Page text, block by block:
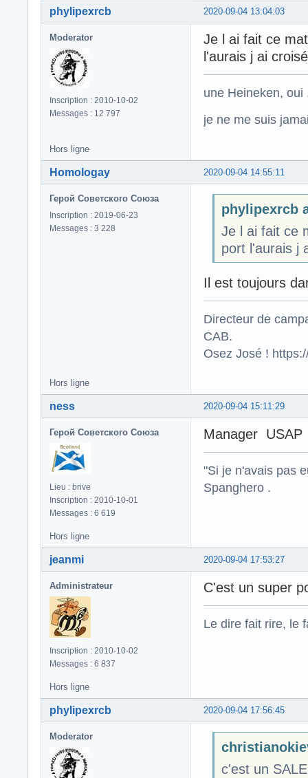
2020-09-04 13:04:03
phylipexrcb
Moderator
Inscription : 2010-10-02
Messages : 12 797
Je l ai fait ce
l'aurais j ai
une Heineken,
je ne me suis
Hors ligne
2020-09-04 14:55:11
Homologay
Герой Советского Союза
Inscription : 2019-06-23
Messages : 3 228
phylipexrcb
Je l ai fait ce
port l'aurais j
Il est toujours
Directeur de
CAB.
Osez José !
Hors ligne
2020-09-04 15:11:29
ness
Герой Советского Союза
Lieu : brive
Inscription : 2010-10-01
Messages : 6 619
Manager USAP
"Si je n'avais pas
Spanghero .
Hors ligne
2020-09-04 17:53:27
jeanmi
Administrateur
Inscription : 2010-10-02
Messages : 6 837
C'est un super
Le dire fait rire, le
Hors ligne
2020-09-04 17:56:45
phylipexrcb
Moderator
c'est un